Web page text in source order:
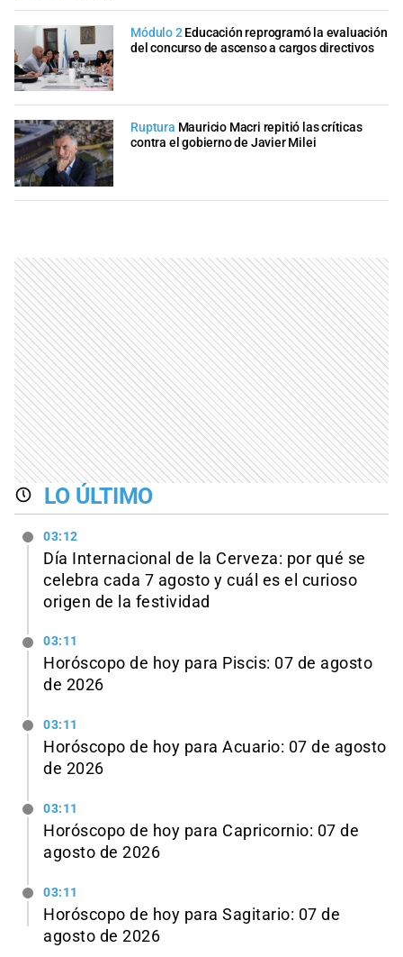
Módulo 2 Educación reprogramó la evaluación
del concurso de ascenso a cargos directivos
Ruptura Mauricio Macri repitió las críticas
contra el gobierno de Javier Milei
LO ÚLTIMO
03:12
Día Internacional de la Cerveza: por qué se
celebra cada 7 agosto y cuál es el curioso
origen de la festividad
03:11
Horóscopo de hoy para Piscis: 07 de agosto
de 2026
03:11
Horóscopo de hoy para Acuario: 07 de agosto
de 2026
03:11
Horóscopo de hoy para Capricornio: 07 de
agosto de 2026
03:11
Horóscopo de hoy para Sagitario: 07 de
agosto de 2026